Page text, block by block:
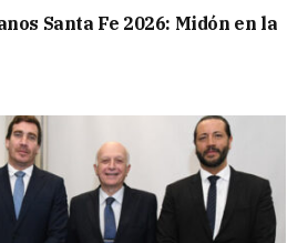
Santa Fe 2026: Midón en la